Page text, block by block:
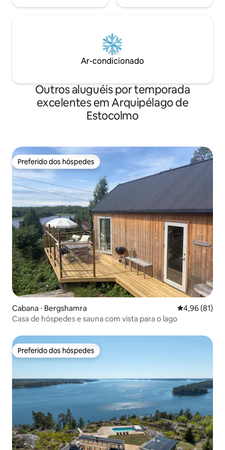
Ar-condicionado
Outros aluguéis por temporada
excelentes em Arquipélago de
Estocolmo
Preferido dos hóspedes
Preferido dos hóspedes
Cabana ⋅ Bergshamra 4,96 de uma
4,96 (81)
Casa de hóspedes e sauna com vista para o lago
Preferido dos hóspedes
Preferido dos hóspedes